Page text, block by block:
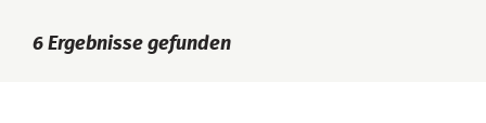
6 Ergebnisse gefunden